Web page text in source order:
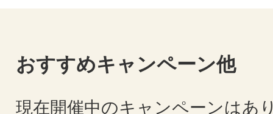
おすすめキャンペーン他
現在開催中のキャンペーンはあ